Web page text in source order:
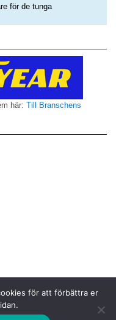
för de tunga
här: Till Branschens
för att förbättra er